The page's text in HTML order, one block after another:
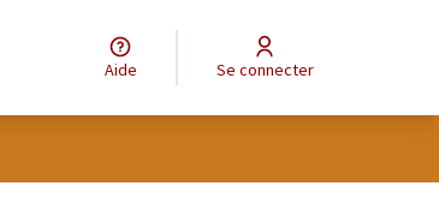
Aide Se connecter